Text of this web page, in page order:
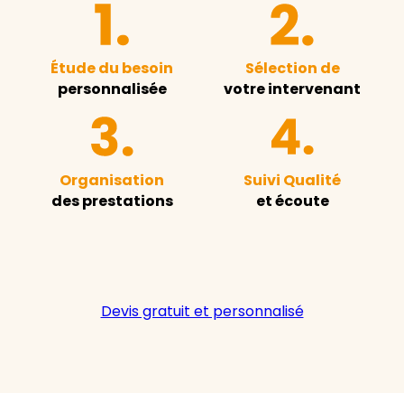
Étude du besoin
personnalisée
Sélection de
votre intervenant
Organisation
des prestations
Suivi Qualité
et écoute
Devis gratuit et personnalisé